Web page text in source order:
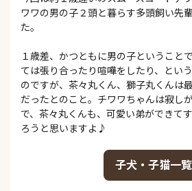
ワワの男の子２頭と暮らす多頭飼い先
た。
１歳差、かつともに男の子ということ
ては張り合ったり喧嘩をしたり、とい
のですが、茶々丸くん、獅子丸くんは
だったとのこと。チワワちゃんは寂し
で、茶々丸くんも、可愛い弟ができて
ろうと思いますよ♪
子犬・子猫一覧